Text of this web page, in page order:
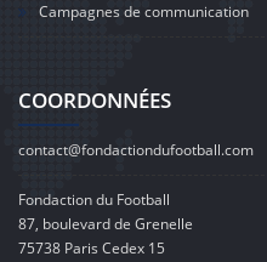
Campagnes de communication
COORDONNÉES
contact@fondactiondufootball.com
Fondaction du Football
87, boulevard de Grenelle
75738 Paris Cedex 15